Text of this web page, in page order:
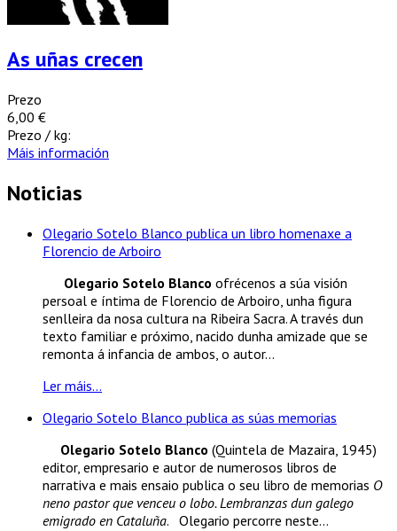
As uñas crecen
Prezo
6,00 €
Prezo / kg:
Máis información
Noticias
Olegario Sotelo Blanco publica un libro homenaxe a
Florencio de Arboiro
Olegario Sotelo Blanco ofrécenos a súa visión
persoal e íntima de Florencio de Arboiro, unha figura
senlleira da nosa cultura na Ribeira Sacra. A través dun
texto familiar e próximo, nacido dunha amizade que se
remonta á infancia de ambos, o autor...
Ler máis...
Olegario Sotelo Blanco publica as súas memorias
Olegario Sotelo Blanco (Quintela de Mazaira, 1945)
editor, empresario e autor de numerosos libros de
narrativa e mais ensaio publica o seu libro de memorias O
neno pastor que venceu o lobo. Lembranzas dun galego
emigrado en Cataluña. Olegario percorre neste...